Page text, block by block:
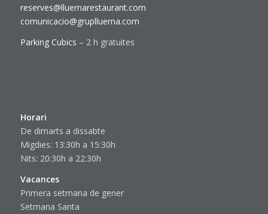
reserves@lluernarestaurant.com
comunicacio@gruplluerna.com
Parking Cubics – 2 h gratuites
Horari
De dimarts a dissabte
Migdies: 13:30h a 15:30h
Nits: 20:30h a 22:30h
Vacances
Primera setmana de gener
Setmana Santa